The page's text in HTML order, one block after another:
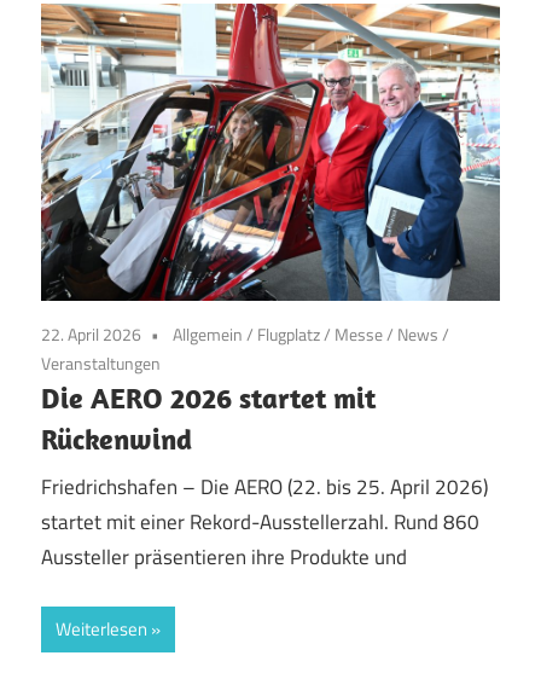
22. April 2026 Allgemein/ Flugplatz/ Messe/ News/
Veranstaltungen
Die AERO 2026 startet mit
Rückenwind
Friedrichshafen – Die AERO (22. bis 25. April 2026)
startet mit einer Rekord-Ausstellerzahl. Rund 860
Aussteller präsentieren ihre Produkte und
Weiterlesen